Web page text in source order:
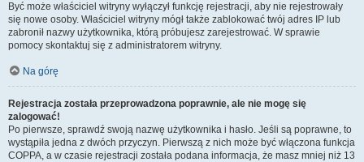
Być może właściciel witryny wyłączył funkcję rejestracji, aby nie rejestrowały
się nowe osoby. Właściciel witryny mógł także zablokować twój adres IP lub
zabronił nazwy użytkownika, którą próbujesz zarejestrować. W sprawie
pomocy skontaktuj się z administratorem witryny.
Na górę
Rejestracja została przeprowadzona poprawnie, ale nie mogę się
zalogować!
Po pierwsze, sprawdź swoją nazwę użytkownika i hasło. Jeśli są poprawne, to
wystąpiła jedna z dwóch przyczyn. Pierwszą z nich może być włączona funkcja
COPPA, a w czasie rejestracji została podana informacja, że masz mniej niż 13